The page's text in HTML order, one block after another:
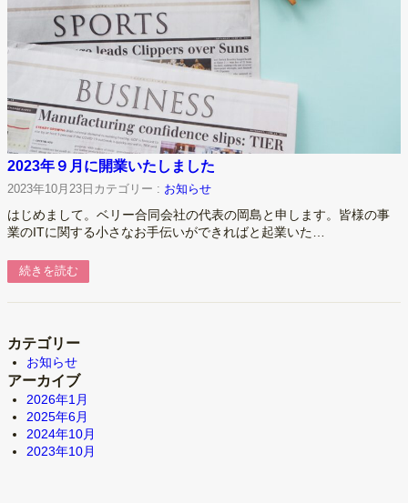
2023年９月に開業いたしました
2023年10月23日 カテゴリー : お知らせ
はじめまして。ベリー合同会社の代表の岡島と申します。皆様の事
業のITに関する小さなお手伝いができればと起業いた…
続きを読む
カテゴリー
お知らせ
アーカイブ
2026年1月
2025年6月
2024年10月
2023年10月